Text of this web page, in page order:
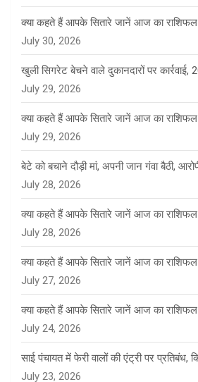
क्या कहते हैं आपके सितारे जानें आज का राशिफल
July 30, 2026
खुली सिगरेट बेचने वाले दुकानदारों पर
July 29, 2026
क्या कहते हैं आपके सितारे जानें आज का राशिफल
July 29, 2026
बेटे को बचाने दौड़ी मां, अपनी जान गंवा बैठी,
July 28, 2026
क्या कहते हैं आपके सितारे जानें आज का राशिफल
July 28, 2026
क्या कहते हैं आपके सितारे जानें आज का राशिफल
July 27, 2026
क्या कहते हैं आपके सितारे जानें आज का राशिफल
July 24, 2026
साई पंचायत में फेरी वालों की एंट्री पर प्रतिबंध,
July 23, 2026